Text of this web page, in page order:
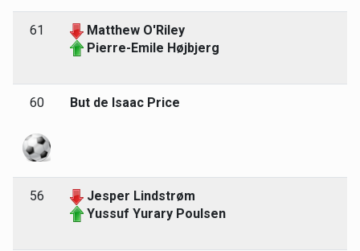
61
Matthew O'Riley
Pierre-Emile Højbjerg
60 But de Isaac Price
56
Jesper Lindstrøm
Yussuf Yurary Poulsen